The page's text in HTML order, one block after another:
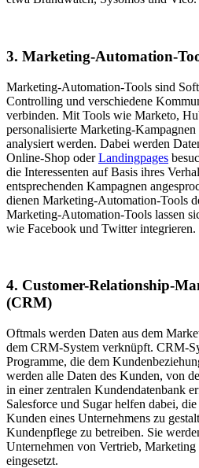
3. Marketing-Automation-
Marketing-Automation-Tools sind
Controlling und verschiedene
verbinden. Mit Tools wie Marketo,
personalisierte Marketing-Kampagnen
analysiert werden. Dabei werden
Online-Shop oderLandingpages
die Interessenten auf Basis ihres
entsprechenden Kampagnen
dienen Marketing-Automation-Tools
Marketing-Automation-Tools lassen
wie Facebook und Twitter integrieren.
4. Customer-Relationship-
(CRM)
Oftmals werden Daten aus dem
dem CRM-System verknüpft. CRM-
Programme, die dem
werden alle Daten des Kunden, von
in einer zentralen Kundendatenbank
Salesforce und Sugar helfen dabei,
Kunden eines Unternehmens zu
Kundenpflege zu betreiben. Sie
Unternehmen von Vertrieb,
eingesetzt.